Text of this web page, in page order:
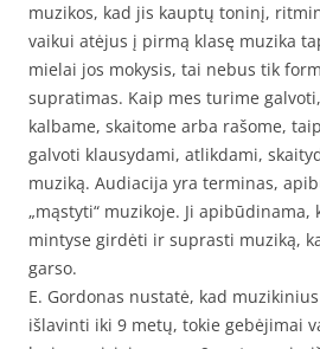
muzikos, kad jis kauptų toninį,
vaikui atėjus į pirmą klasę muzika
mielai jos mokysis, tai nebus tik
supratimas. Kaip mes turime
kalbame, skaitome arba rašome,
galvoti klausydami, atlikdami,
muziką. Audiacija yra terminas,
„mąstyti“ muzikoje. Ji apibūdinama,
mintyse girdėti ir suprasti muziką,
garso.
E. Gordonas nustatė, kad
išlavinti iki 9 metų, tokie gebėjimai